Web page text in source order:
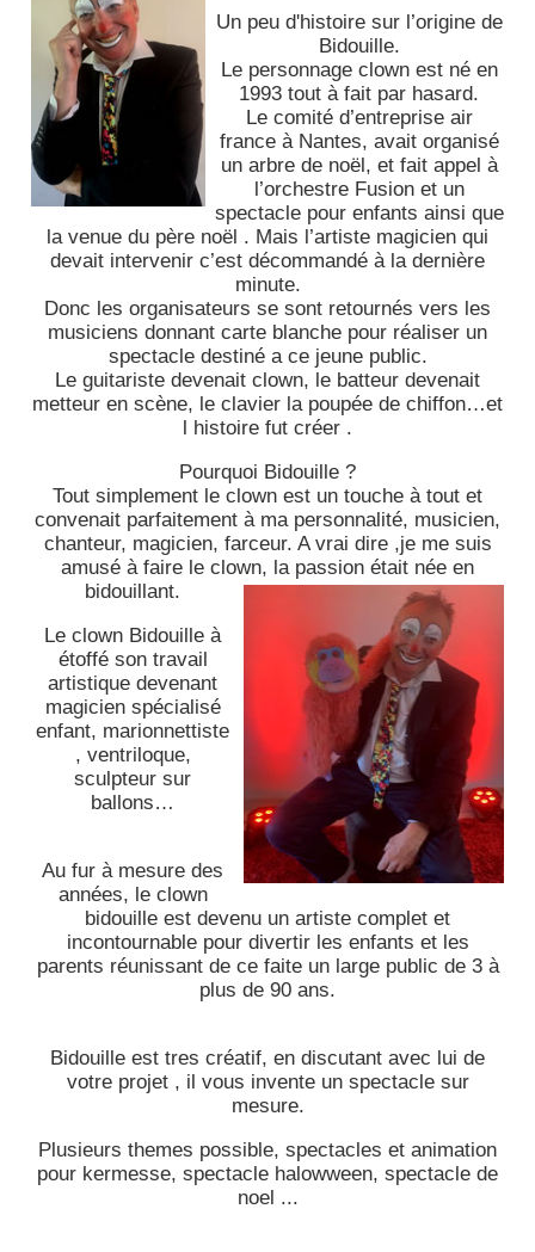
Un peu d'histoire sur l’origine de
Bidouille.
Le personnage clown est né en
1993 tout à fait par hasard.
Le comité d’entreprise air
france à Nantes, avait organisé
un arbre de noël, et fait appel à
l’orchestre Fusion et un
spectacle pour enfants ainsi que
la venue du père noël . Mais l’artiste magicien qui
devait intervenir c’est décommandé à la dernière
minute.
Donc les organisateurs se sont retournés vers les
musiciens donnant carte blanche pour réaliser un
spectacle destiné a ce jeune public.
Le guitariste devenait clown, le batteur devenait
metteur en scène, le clavier la poupée de chiffon…et
l histoire fut créer .
Pourquoi Bidouille ?
Tout simplement le clown est un touche à tout et
convenait parfaitement à ma personnalité, musicien,
chanteur, magicien, farceur. A vrai dire ,je me suis
amusé à faire le clown, la passion était née en
bidouillant.
Le clown Bidouille à
étoffé son travail
artistique devenant
magicien spécialisé
enfant, marionnettiste
, ventriloque,
sculpteur sur
ballons…
Au fur à mesure des
années, le clown
bidouille est devenu un artiste complet et
incontournable pour divertir les enfants et les
parents réunissant de ce faite un large public de 3 à
plus de 90 ans.
Bidouille est tres créatif, en discutant avec lui de
votre projet , il vous invente un spectacle sur
mesure.
Plusieurs themes possible, spectacles et animation
pour kermesse, spectacle halowween, spectacle de
noel ...